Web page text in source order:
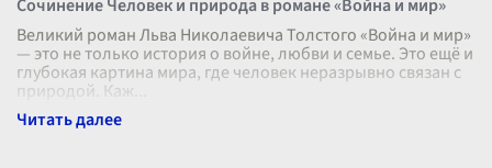
Сочинение Человек и природа в романе «Война и мир»
Великий роман Льва Николаевича Толстого «Война и мир»
— это не только история о войне, любви и семье. Это ещё и
глубокая картина мира, где человек неразрывно связан с
природой. Каж